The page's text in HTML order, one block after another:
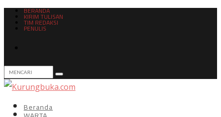
BERANDA
KIRIM TULISAN
TIM REDAKSI
PENULIS
Beranda